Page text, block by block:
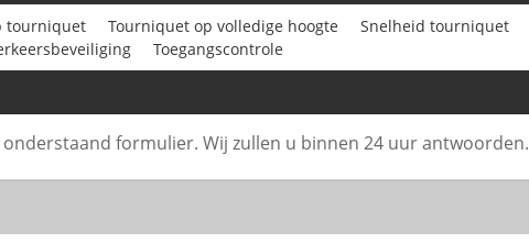
tourniquet Tourniquet op volledige hoogte Snelheid tourniquet
Toegangscontrole
onderstaand formulier. Wij zullen u binnen 24 uur antwoorden.